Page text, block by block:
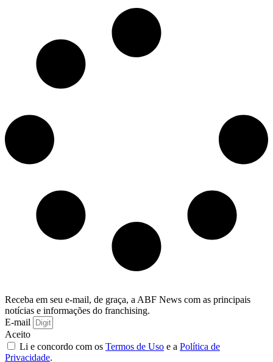
Receba em seu e-mail, de graça, a ABF News com as principais
notícias e informações do franchising.
E-mail
Aceito
Li e concordo com os Termos de Uso e a Política de
Privacidade.